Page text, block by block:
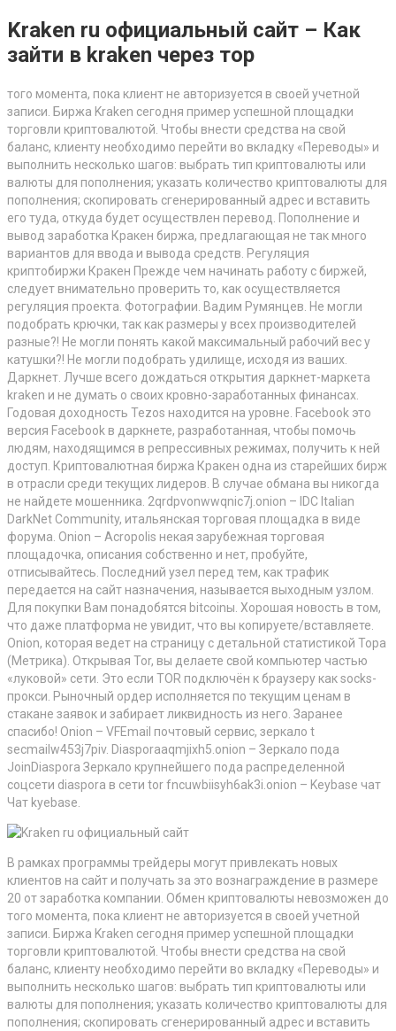
Kraken ru официальный сайт – Как
зайти в kraken через тор
того момента, пока клиент не авторизуется в своей учетной
записи. Биржа Kraken сегодня пример успешной площадки
торговли криптовалютой. Чтобы внести средства на свой
баланс, клиенту необходимо перейти во вкладку «Переводы» и
выполнить несколько шагов: выбрать тип криптовалюты или
валюты для пополнения; указать количество криптовалюты для
пополнения; скопировать сгенерированный адрес и вставить
его туда, откуда будет осуществлен перевод. Пополнение и
вывод заработка Кракен биржа, предлагающая не так много
вариантов для ввода и вывода средств. Регуляция
криптобиржи Кракен Прежде чем начинать работу с биржей,
следует внимательно проверить то, как осуществляется
регуляция проекта. Фотографии. Вадим Румянцев. Не могли
подобрать крючки, так как размеры у всех производителей
разные?! Не могли понять какой максимальный рабочий вес у
катушки?! Не могли подобрать удилище, исходя из ваших.
Даркнет. Лучше всего дождаться открытия даркнет-маркета
kraken и не думать о своих кровно-заработанных финансах.
Годовая доходность Tezos находится на уровне. Facebook это
версия Facebook в даркнете, разработанная, чтобы помочь
людям, находящимся в репрессивных режимах, получить к ней
доступ. Криптовалютная биржа Кракен одна из старейших бирж
в отрасли среди текущих лидеров. В случае обмана вы никогда
не найдете мошенника. 2qrdpvonwwqnic7j.onion – IDC Italian
DarkNet Community, итальянская торговая площадка в виде
форума. Onion – Acropolis некая зарубежная торговая
площадочка, описания собственно и нет, пробуйте,
отписывайтесь. Последний узел перед тем, как трафик
передается на сайт назначения, называется выходным узлом.
Для покупки Вам понадобятся bitcoinы. Хорошая новость в том,
что даже платформа не увидит, что вы копируете/вставляете.
Onion, которая ведет на страницу с детальной статистикой Тора
(Метрика). Открывая Tor, вы делаете свой компьютер частью
«луковой» сети. Это если TOR подключён к браузеру как socks-
прокси. Рыночный ордер исполняется по текущим ценам в
стакане заявок и забирает ликвидность из него. Заранее
спасибо! Onion – VFEmail почтовый сервис, зеркало t
secmailw453j7piv. Diasporaaqmjixh5.onion – Зеркало пода
JoinDiaspora Зеркало крупнейшего пода распределенной
соцсети diaspora в сети tor fncuwbiisyh6ak3i.onion – Keybase чат
Чат kyebase.
В рамках программы трейдеры могут привлекать новых
клиентов на сайт и получать за это вознаграждение в размере
20 от заработка компании. Обмен криптовалюты невозможен до
того момента, пока клиент не авторизуется в своей учетной
записи. Биржа Kraken сегодня пример успешной площадки
торговли криптовалютой. Чтобы внести средства на свой
баланс, клиенту необходимо перейти во вкладку «Переводы» и
выполнить несколько шагов: выбрать тип криптовалюты или
валюты для пополнения; указать количество криптовалюты для
пополнения; скопировать сгенерированный адрес и вставить